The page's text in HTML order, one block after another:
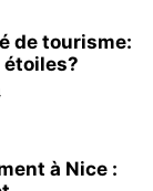
de tourisme:
à Nice :